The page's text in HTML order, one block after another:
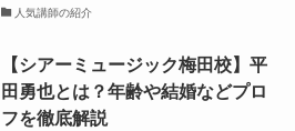
人気講師の紹介
【シアーミュージック梅田校】平
田勇也とは？年齢や結婚などプロ
フを徹底解説